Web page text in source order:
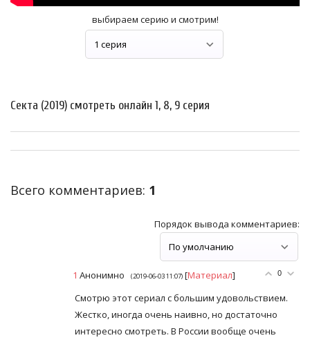
выбираем серию и смотрим!
Секта (2019) смотреть онлайн 1, 8, 9 серия
Всего комментариев: 1
Порядок вывода комментариев:
0
1 Анонимно (2019-06-03 11:07) [Материал]
Смотрю этот сериал с большим удовольствием.
Жестко, иногда очень наивно, но достаточно
интересно смотреть. В России вообще очень